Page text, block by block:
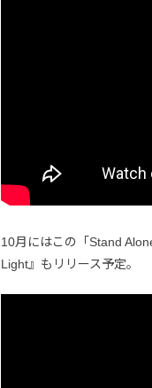
10月にはこの「Stand
Light』もリリース予定。